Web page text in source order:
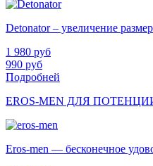
Detonator – увеличение
1 980 руб
990 руб
Подробней
EROS-MEN ДЛЯ
Eros-men — бесконечное